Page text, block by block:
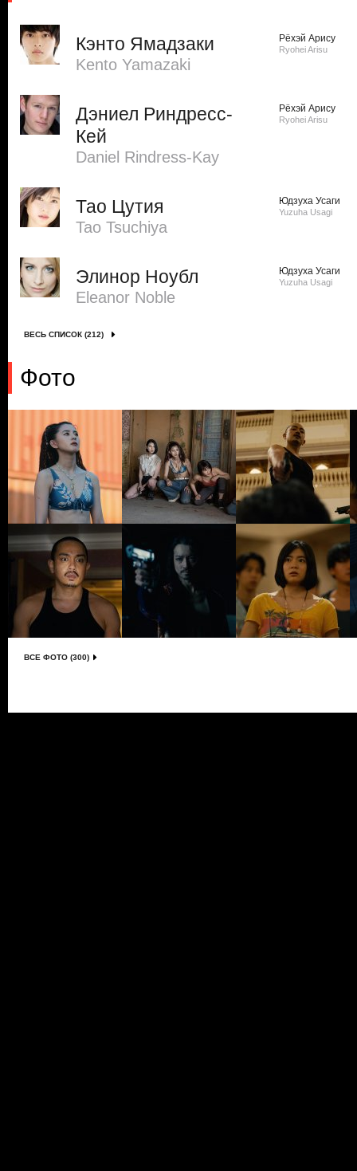
Кэнто Ямадзаки
Kento Yamazaki
Рёхэй Арису
Ryohei Arisu
Дэниел Риндресс-
Кей
Daniel Rindress-Kay
Рёхэй Арису
Ryohei Arisu
Тао Цутия
Tao Tsuchiya
Юдзуха Усаги
Yuzuha Usagi
Элинор Ноубл
Eleanor Noble
Юдзуха Усаги
Yuzuha Usagi
ВЕСЬ СПИСОК (212)
Фото
ВСЕ ФОТО (300)